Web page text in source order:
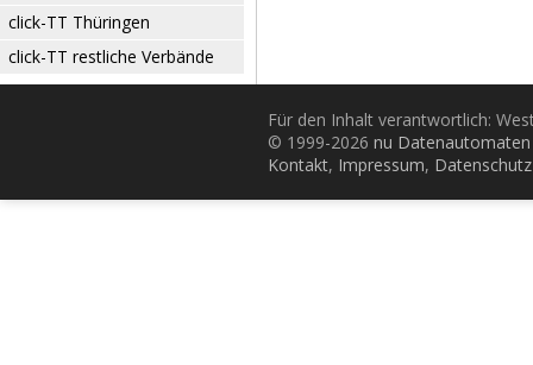
click-TT Thüringen
click-TT restliche Verbände
Für den Inhalt verantwortlich:
© 1999-2026 nu
Kontakt, Impressum, Datenschutz